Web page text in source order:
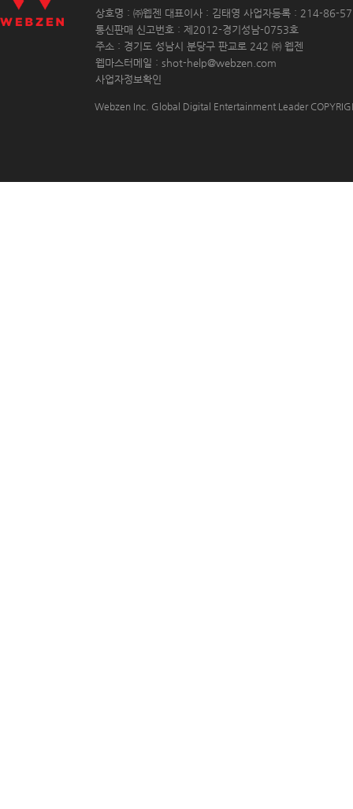
상호명 : ㈜웹젠 대표이사 : 김태영 사업자등록 : 214-86-
통신판매 신고번호 : 제2012-경기성남-0753호
주소 : 경기도 성남시 분당구 판교로 242 ㈜ 웹젠
웹마스터메일 : shot-help@webzen.com
사업자정보확인
Webzen Inc. Global Digital Entertainment Leader